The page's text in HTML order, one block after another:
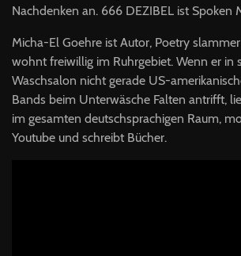
Nachdenken an. 666 DEZIBEL ist Spoken
Micha-El Goehre ist Autor, Poetry
wohnt freiwillig im Ruhrgebiet. Wenn er in
Waschsalon nicht gerade US-
Bands beim Unterwäsche Falten antrifft,
im gesamten deutschsprachigen Raum,
Youtube und schreibt Bücher.